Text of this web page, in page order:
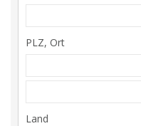
PLZ, Ort
Land